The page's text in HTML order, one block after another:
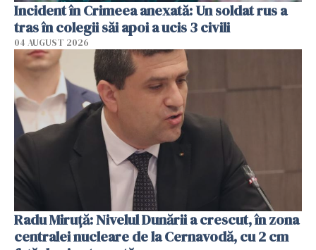
Incident în Crimeea anexată: Un soldat rus a
tras în colegii săi apoi a ucis 3 civili
04 AUGUST 2026
Radu Miruţă: Nivelul Dunării a crescut, în zona
centralei nucleare de la Cernavodă, cu 2 cm